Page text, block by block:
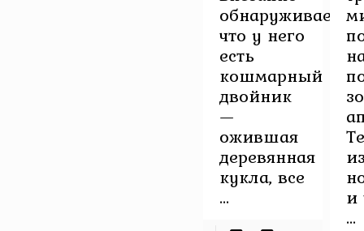
обнаруживает,
что у него
есть
кошмарный
двойник
—
ожившая
деревянная
кукла, все
... и
...